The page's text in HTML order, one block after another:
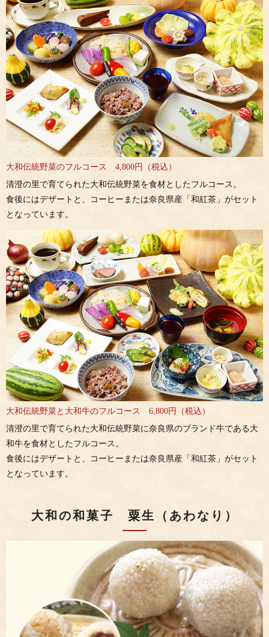
大和伝統野菜のフルコース 4,800円（税込）
清澄の里で育てられた大和伝統野菜を食材としたフルコース。
食後にはデザートと、コーヒーまたは奈良県産「和紅茶」がセット
となっています。
大和伝統野菜と大和牛のフルコース 6,800円（税込）
清澄の里で育てられた大和伝統野菜に奈良県のブランド牛である大
和牛を食材としたフルコース。
食後にはデザートと、コーヒーまたは奈良県産「和紅茶」がセット
となっています。
大和の和菓子 粟生（あわなり）